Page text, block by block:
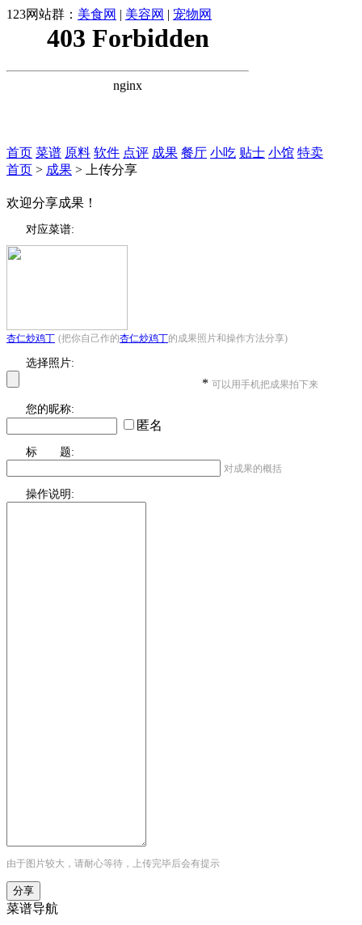
123网站群： 美食网 | 美容网 | 宠物网
首页 菜谱 原料 软件 点评 成果 餐厅 小吃 贴士 小馆 特卖
首页 > 成果 > 上传分享
欢迎分享成果！
对应菜谱:
杏仁炒鸡丁 (把你自己作的杏仁炒鸡丁的成果照片和操作方法分享)
选择照片:
* 可以用手机把成果拍下来
您的昵称:
匿名
标 题:
对成果的概括
操作说明:
由于图片较大，请耐心等待，上传完毕后会有提示
菜谱导航